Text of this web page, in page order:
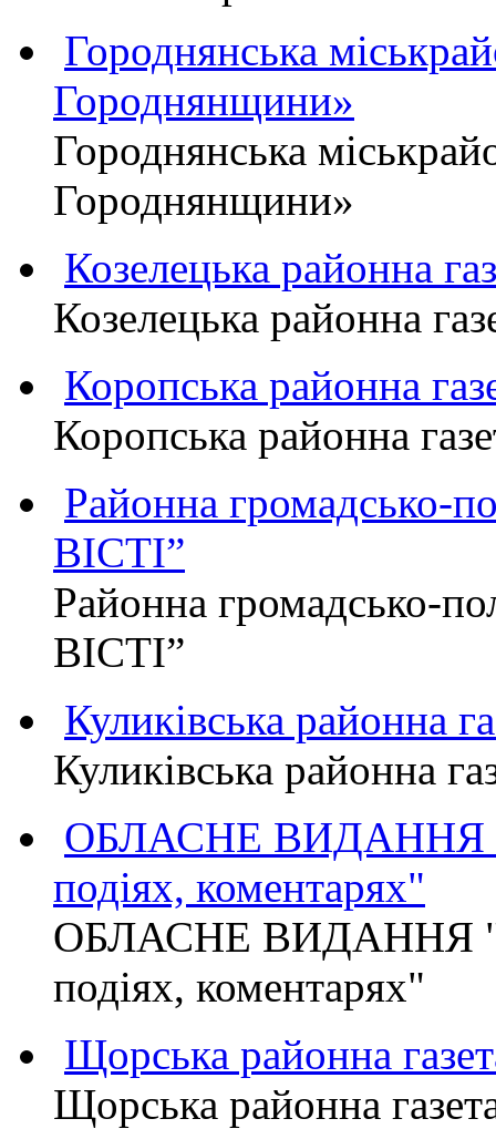
Городнянська
Городнянщини»
Городнянська
Городнянщини»
Козелецька районна
Козелецька районна
Коропська районна
Коропська районна
Районна громадсько-
ВІСТІ”
Районна громадсько-
ВІСТІ”
Куликівська районна
Куликівська районна
ОБЛАСНЕ ВИДАННЯ
подіях, коментарях"
ОБЛАСНЕ ВИДАННЯ
подіях, коментарях"
Щорська районна
Щорська районна